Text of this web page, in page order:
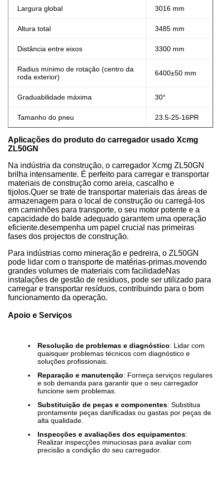
Largura global 3016 mm
Altura total 3485 mm
Distância entre eixos 3300 mm
Radius mínimo de rotação (centro da
roda exterior)
6400±50 mm
Graduabilidade máxima 30°
Tamanho do pneu 23.5-25-16PR
Aplicações do produto do carregador usado Xcmg
ZL50GN
Na indústria da construção, o carregador Xcmg ZL50GN
brilha intensamente. É perfeito para carregar e transportar
materiais de construção como areia, cascalho e
tijolos.Quer se trate de transportar materiais das áreas de
armazenagem para o local de construção ou carregá-los
em caminhões para transporte, o seu motor potente e a
capacidade do balde adequado garantem uma operação
eficiente.desempenha um papel crucial nas primeiras
fases dos projectos de construção.
Para indústrias como mineração e pedreira, o ZL50GN
pode lidar com o transporte de matérias-primas.movendo
grandes volumes de materiais com facilidadeNas
instalações de gestão de resíduos, pode ser utilizado para
carregar e transportar resíduos, contribuindo para o bom
funcionamento da operação.
Apoio e Serviços
Resolução de problemas e diagnóstico: Lidar com
quaisquer problemas técnicos com diagnóstico e
soluções profissionais.
Reparação e manutenção: Forneça serviços regulares
e sob demanda para garantir que o seu carregador
funcione sem problemas.
Substituição de peças e componentes: Substitua
prontamente peças danificadas ou gastas por peças de
alta qualidade.
Inspecções e avaliações dos equipamentos:
Realizar inspecções minuciosas para avaliar com
precisão a condição do seu carregador.